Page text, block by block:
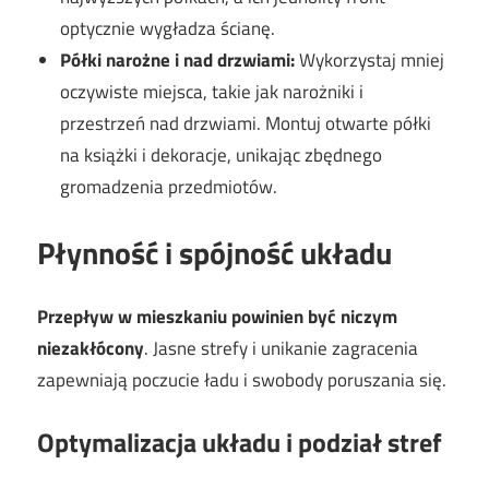
optycznie wygładza ścianę.
Półki narożne i nad drzwiami:Wykorzystaj mniej
oczywiste miejsca, takie jak narożniki i
przestrzeń nad drzwiami. Montuj otwarte półki
na książki i dekoracje, unikając zbędnego
gromadzenia przedmiotów.
Płynność i spójność układu
Przepływ w mieszkaniu powinien być niczym
niezakłócony. Jasne strefy i unikanie zagracenia
zapewniają poczucie ładu i swobody poruszania się.
Optymalizacja układu i podział stref